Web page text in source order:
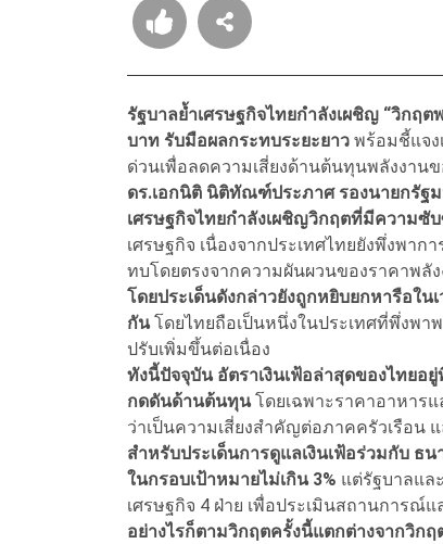
รัฐบาลย้ำเศรษฐกิจไทยกำลังเผชิญ “วิกฤ
บาท รับมือผลกระทบระยะยาว พร้อมชี้แจง
ด่วนเพื่อลดความเสี่ยงด้านต้นทุนพลังงาน
ดร.เอกนิติ นิติทัณฑ์ประภาศ รองนายกรัฐ
เศรษฐกิจไทยกำลังเผชิญวิกฤตที่มีความซั
เศรษฐกิจ เนื่องจากประเทศไทยยังพึ่งพา
ทบโดยตรงจากความผันผวนของราคาพลั
โดยประเด็นดังกล่าวยังถูกหยิบยกหารือใ
กันโดยไทยถือเป็นหนึ่งในประเทศที่พึ่งพา
ปรับเพิ่มขึ้นต่อเนื่อง
ทังนี้ปัจจุบัน อัตราเงินเฟ้อล่าสุดของไทยอ
กดดันด้านต้นทุนโดยเฉพาะราคาอาหาร
ว่าเป็นความเสี่ยงสำคัญต่อภาคครัวเรือน
สำหรับประเด็นการดูแลเงินเฟ้อร่วมกับ ธ
ในกรอบเป้าหมายไม่เกิน 3% แต่รัฐบาลแล
เศรษฐกิจ 4 ฝ่าย เพื่อประเมินสถานการณ์
อย่างไรก็ตามวิกฤตครั้งนี้แตกต่างจากวิก